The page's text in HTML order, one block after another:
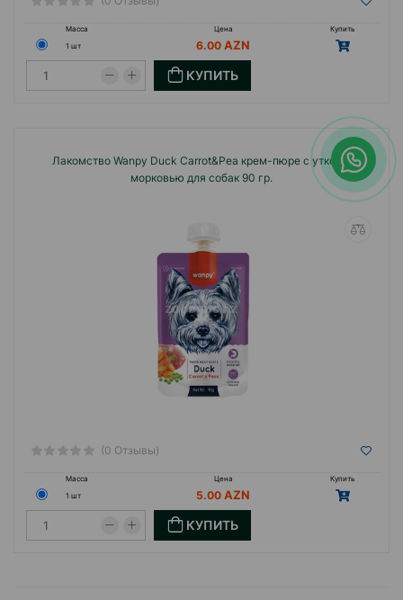
Масса Цена
Купить
1 шт
6.00
КУПИТЬ
Лакомство Wanpy Duck Carrot&Pea крем-пюре с уткой и
морковью для собак 90 гр.
(0 Отзывы)
Масса Цена
Купить
1 шт
5.00
КУПИТЬ